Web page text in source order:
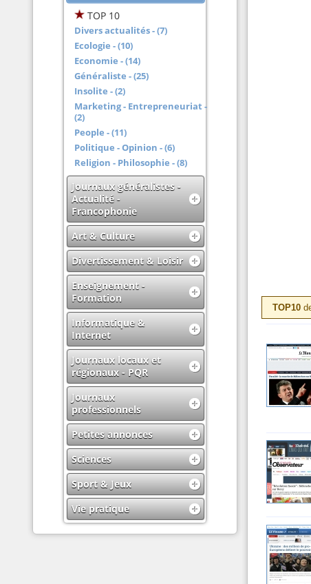
TOP10
TOP 10
Divers actualités - (7)
Ecologie - (10)
Economie - (14)
Généraliste - (25)
Insolite - (2)
Marketing - Entrepreneuriat -
(2)
People - (11)
Politique - Opinion - (6)
Religion - Philosophie - (8)
Journaux généralistes -
Actualité -
Francophonie
Art & Culture
Divertissement & Loisir
Enseignement -
Formation
Informatique &
Internet
Journaux locaux et
régionaux - PQR
Journaux
professionnels
Petites annonces
Sciences
Sport & Jeux
Vie pratique